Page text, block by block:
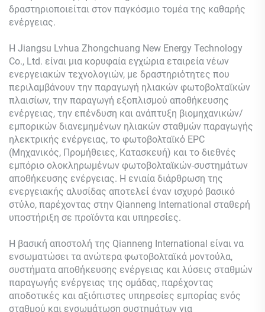
δραστηριοποιείται στον παγκόσμιο τομέα της καθαρής
ενέργειας.
Η Jiangsu Lvhua Zhongchuang New Energy Technology
Co., Ltd. είναι μια κορυφαία εγχώρια εταιρεία νέων
ενεργειακών τεχνολογιών, με δραστηριότητες που
περιλαμβάνουν την παραγωγή ηλιακών φωτοβολταϊκών
πλαισίων, την παραγωγή εξοπλισμού αποθήκευσης
ενέργειας, την επένδυση και ανάπτυξη βιομηχανικών/
εμπορικών διανεμημένων ηλιακών σταθμών παραγωγής
ηλεκτρικής ενέργειας, το φωτοβολταϊκό EPC
(Μηχανικός, Προμήθειες, Κατασκευή) και το διεθνές
εμπόριο ολοκληρωμένων φωτοβολταϊκών-συστημάτων
αποθήκευσης ενέργειας. Η ενιαία διάρθρωση της
ενεργειακής αλυσίδας αποτελεί έναν ισχυρό βασικό
στύλο, παρέχοντας στην Qianneng International σταθερή
υποστήριξη σε προϊόντα και υπηρεσίες.
Η βασική αποστολή της Qianneng International είναι να
ενσωματώσει τα ανώτερα φωτοβολταϊκά μοντούλα,
συστήματα αποθήκευσης ενέργειας και λύσεις σταθμών
παραγωγής ενέργειας της ομάδας, παρέχοντας
αποδοτικές και αξιόπιστες υπηρεσίες εμπορίας ενός
σταθμού και ενσωμάτωση συστημάτων για